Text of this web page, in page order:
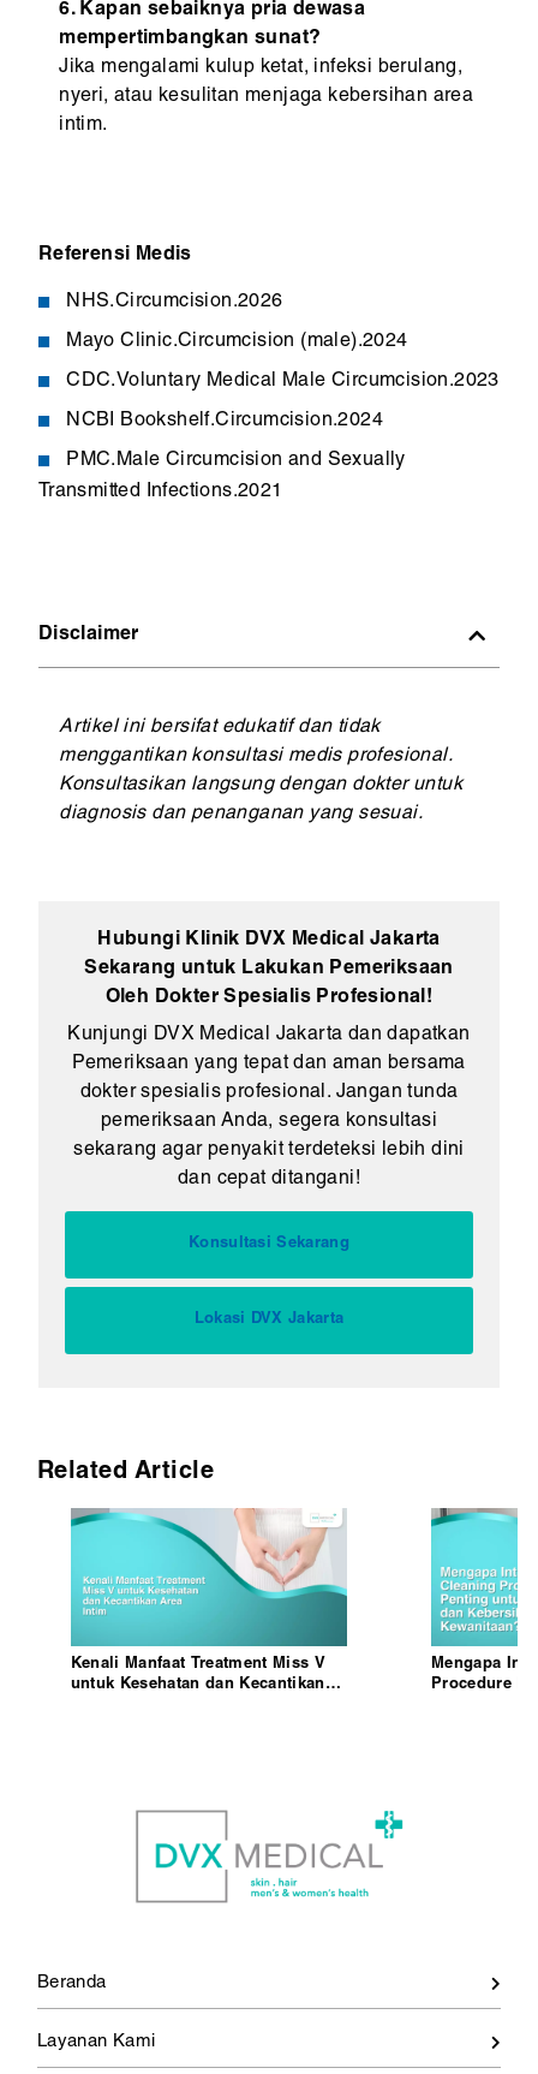
6. Kapan sebaiknya pria dewasa
mempertimbangkan sunat?
Jika mengalami kulup ketat, infeksi berulang,
nyeri, atau kesulitan menjaga kebersihan area
intim.
Referensi Medis
NHS.Circumcision.2026
Mayo Clinic.Circumcision (male).2024
CDC.Voluntary Medical Male Circumcision.2023
NCBI Bookshelf.Circumcision.2024
PMC.Male Circumcision and Sexually
Transmitted Infections.2021
Disclaimer
Artikel ini bersifat edukatif dan tidak
menggantikan konsultasi medis profesional.
Konsultasikan langsung dengan dokter untuk
diagnosis dan penanganan yang sesuai.
Hubungi Klinik DVX Medical Jakarta
Sekarang untuk Lakukan Pemeriksaan
Oleh Dokter Spesialis Profesional!
Kunjungi DVX Medical Jakarta dan dapatkan
Pemeriksaan yang tepat dan aman bersama
dokter spesialis profesional. Jangan tunda
pemeriksaan Anda, segera konsultasi
sekarang agar penyakit terdeteksi lebih dini
dan cepat ditangani!
Konsultasi Sekarang
Lokasi DVX Jakarta
Related Article
Kenali Manfaat Treatment Miss V
untuk Kesehatan dan Kecantikan
Mengapa
Procedure
Beranda
Layanan Kami